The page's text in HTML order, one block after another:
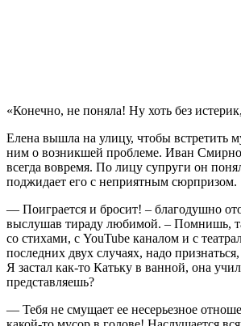
«Конечно, не поняла! Ну хоть без
Елена вышла на улицу, чтобы встретить
ним о возникшей проблеме. Иван
всегда вовремя. По лицу супруги он
поджидает его с неприятным сюрпризом.
— Поиграется и бросит! – благодушно
выслушав тираду любимой. – Помнишь,
со стихами, с YouTube каналом и с
последних двух случаях, надо
Я застал как-то Катьку в ванной, она
представляешь?
— Тебя не смущает ее несерьезное